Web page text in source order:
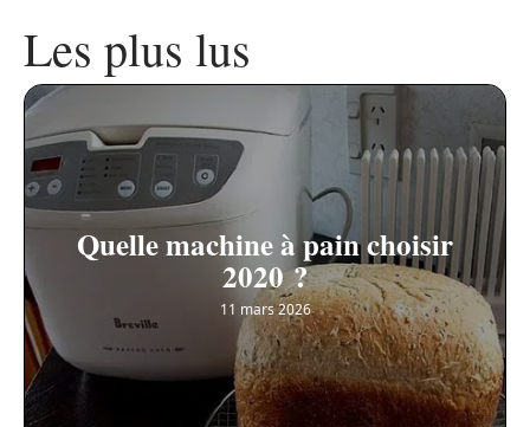
Les plus lus
Quelle machine à pain choisir
2020 ?
11 mars 2026